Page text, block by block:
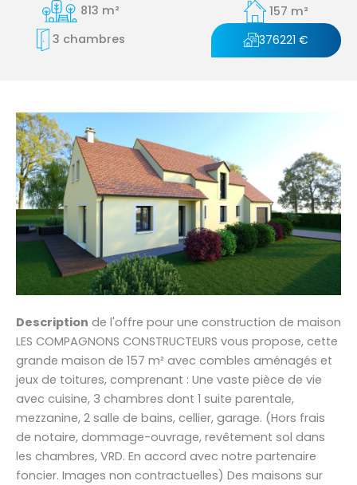
813 m²
157 m²
3 chambres
376221 €
Description de l'offre pour une construction de maison
LES COMPAGNONS CONSTRUCTEURS vous propose, cette
grande maison de 157 m² avec combles aménagés et
jeux de toitures, comprenant : Une vaste pièce de vie
avec cuisine, 3 chambres dont 1 suite parentale,
mezzanine, 2 salle de bains, cellier, garage. (Hors frais
de notaire, dommage-ouvrage, revêtement sol dans
les chambres, VRD. En accord avec notre partenaire
foncier. Images non contractuelles) Des maisons sur